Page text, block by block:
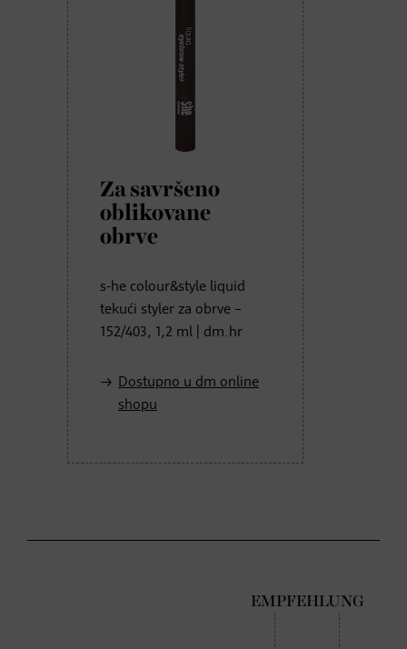
Za savršeno
oblikovane
obrve
s-he colour&style liquid
tekući styler za obrve –
152/403, 1,2 ml | dm.hr
Dostupno u dm online
shopu